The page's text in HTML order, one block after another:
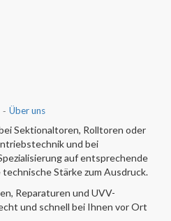
- Über uns
Sektionaltoren, Rolltoren oder
und bei
auf entsprechende
Stärke zum Ausdruck.
Reparaturen und UVV-
und schnell bei Ihnen vor Ort